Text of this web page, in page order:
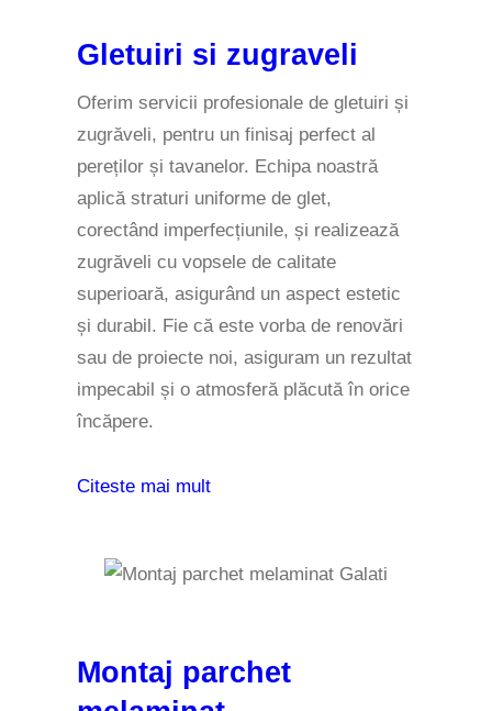
Gletuiri si zugraveli
Oferim servicii profesionale de gletuiri și
zugrăveli, pentru un finisaj perfect al
pereților și tavanelor. Echipa noastră
aplică straturi uniforme de glet,
corectând imperfecțiunile, și realizează
zugrăveli cu vopsele de calitate
superioară, asigurând un aspect estetic
și durabil. Fie că este vorba de renovări
sau de proiecte noi, asiguram un rezultat
impecabil și o atmosferă plăcută în orice
încăpere.
Citeste mai mult
Montaj parchet